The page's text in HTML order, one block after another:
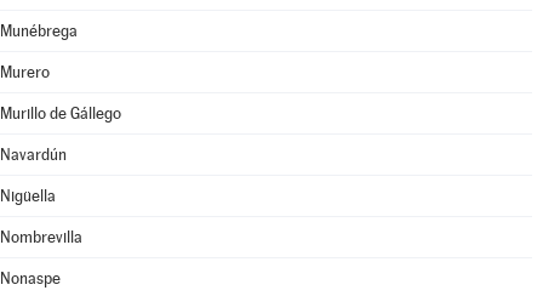
Munébrega
Murero
Murillo de Gállego
Navardún
Nigüella
Nombrevilla
Nonaspe